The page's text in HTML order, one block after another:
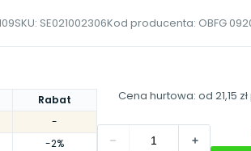
SKU: SE021002306Kod producenta: OBFG
Rabat
-
-2%
Cena hurtowa: od 21,15 zł